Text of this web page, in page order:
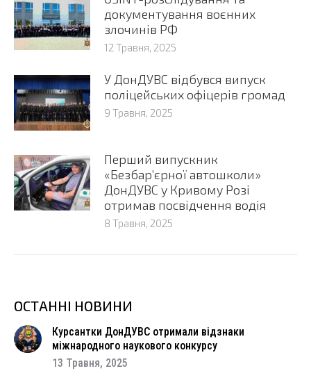
документування воєнних
злочинів РФ
12 Травня, 2025
У ДонДУВС відбувся випуск
поліцейських офіцерів громад
9 Травня, 2025
Перший випускник
«Безбар’єрної автошколи»
ДонДУВС у Кривому Розі
отримав посвідчення водія
8 Травня, 2025
ОСТАННІ НОВИНИ
Курсантки ДонДУВС отримали відзнаки
міжнародного наукового конкурсу
13 Травня, 2025